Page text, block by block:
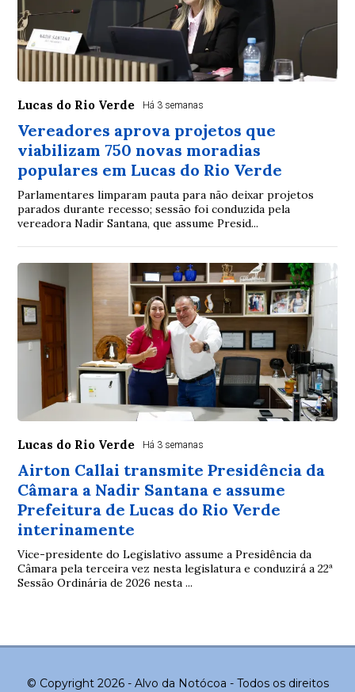
Lucas do Rio Verde Há 3 semanas
Vereadores aprova projetos que
viabilizam 750 novas moradias
populares em Lucas do Rio Verde
Parlamentares limparam pauta para não deixar projetos
parados durante recesso; sessão foi conduzida pela
vereadora Nadir Santana, que assume Presid...
Lucas do Rio Verde Há 3 semanas
Airton Callai transmite Presidência da
Câmara a Nadir Santana e assume
Prefeitura de Lucas do Rio Verde
interinamente
Vice-presidente do Legislativo assume a Presidência da
Câmara pela terceira vez nesta legislatura e conduzirá a 22ª
Sessão Ordinária de 2026 nesta ...
© Copyright 2026 - Alvo da Notócoa - Todos os direitos